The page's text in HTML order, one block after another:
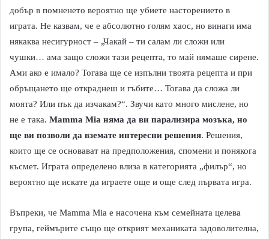
добър в помненето вероятно ще убиете насторението в
играта. Не казвам, че е абсолютно голям хаос, но винаги има
някаква несигурност – „Чакай – ти салам ли сложи или
чушки… ама защо сложи тази рецепта, то май нямаше сирене.
Ами ако е имало? Тогава ще се изпълни твоята рецепта и при
обръщането ще откраднеш и гъбите… Тогава да сложа ли
моята? Или пък да изчакам?“. Звучи като много мислене, но
не е така. Mamma Mia няма да ви парализира мозъка, но
ще ви позволи да вземате интересни решения. Решения,
които ще се основават на предположения, спомени и понякога
късмет. Играта определено влиза в категорията „филър“, но
вероятно ще искате да играете още и още след първата игра.
Въпреки, че Mamma Mia е насочена към семейната целева
група, геймърите също ще открият механиката задоволителна,